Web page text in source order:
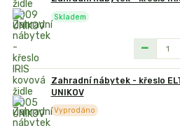
Skladem
Zahradní nábytek - křeslo
UNIKOV
Vyprodáno